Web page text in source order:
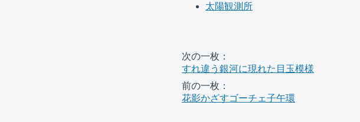
太陽観測所
次の一枚：
すれ違う銀河に現れた目玉模様
前の一枚：
花影かざすゴーチェ子午環